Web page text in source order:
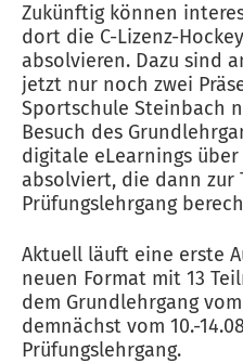
Zukünftig können
dort die C-Lizenz-
absolvieren. Dazu sind
jetzt nur noch zwei
Sportschule Steinbach
Besuch des
digitale eLearnings über
absolviert, die dann zur
Prüfungslehrgang
Aktuell läuft eine erste
neuen Format mit 13
dem Grundlehrgang
demnächst vom 10.-
Prüfungslehrgang.